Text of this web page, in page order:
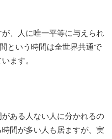
、人に唯一平等に与えられ
という時間は全世界共通で
ます。
ある人ない人に分かれるの
間が多い人も居ますが、実